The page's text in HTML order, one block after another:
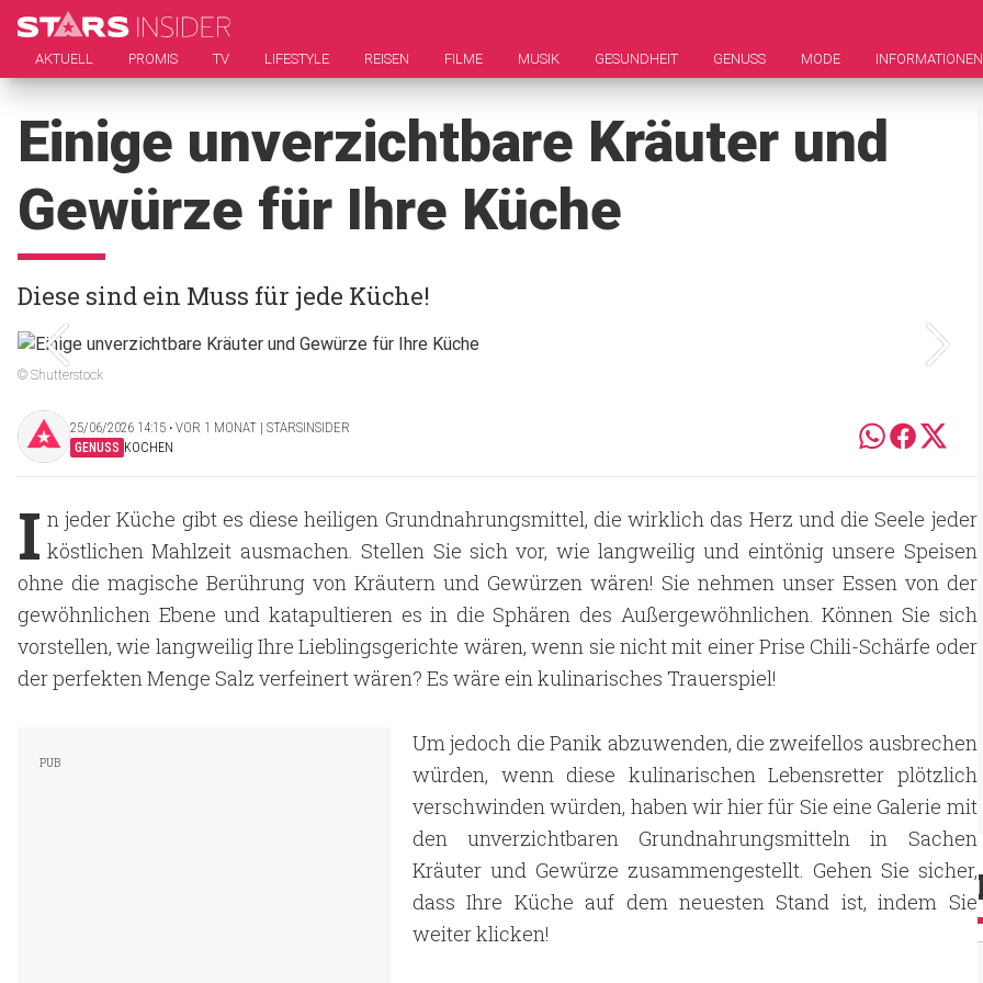
AKTUELL PROMIS TV LIFESTYLE REISEN FILME MUSIK GESUNDHEIT GENUSS MODE INFORMATIONEN
Einige unverzichtbare Kräuter und
Gewürze für Ihre Küche
Diese sind ein Muss für jede Küche!
© Shutterstock
25/06/2026 14:15 ‧ VOR 1 MONAT | STARSINSIDER
GENUSS KOCHEN
I n jeder Küche gibt es diese heiligen Grundnahrungsmittel, die wirklich das Herz und die Seele jeder
köstlichen Mahlzeit ausmachen. Stellen Sie sich vor, wie langweilig und eintönig unsere Speisen
ohne die magische Berührung von Kräutern und Gewürzen wären! Sie nehmen unser Essen von der
gewöhnlichen Ebene und katapultieren es in die Sphären des Außergewöhnlichen. Können Sie sich
vorstellen, wie langweilig Ihre Lieblingsgerichte wären, wenn sie nicht mit einer Prise Chili-Schärfe oder
der perfekten Menge Salz verfeinert wären? Es wäre ein kulinarisches Trauerspiel!
Um jedoch die Panik abzuwenden, die zweifellos ausbrechen
würden, wenn diese kulinarischen Lebensretter plötzlich
verschwinden würden, haben wir hier für Sie eine Galerie mit
den unverzichtbaren Grundnahrungsmitteln in Sachen
Kräuter und Gewürze zusammengestellt. Gehen Sie sicher,
dass Ihre Küche auf dem neuesten Stand ist, indem Sie
weiter klicken!